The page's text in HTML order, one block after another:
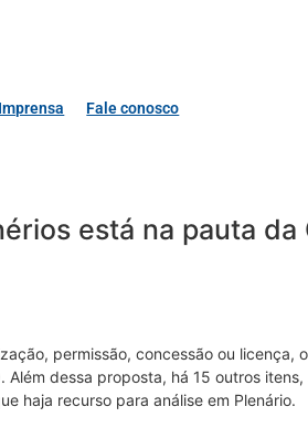
Imprensa Fale conosco
está na pauta
permissão, concessão ou
dessa proposta, há 15 outros
haja recurso para análise em Plenário.